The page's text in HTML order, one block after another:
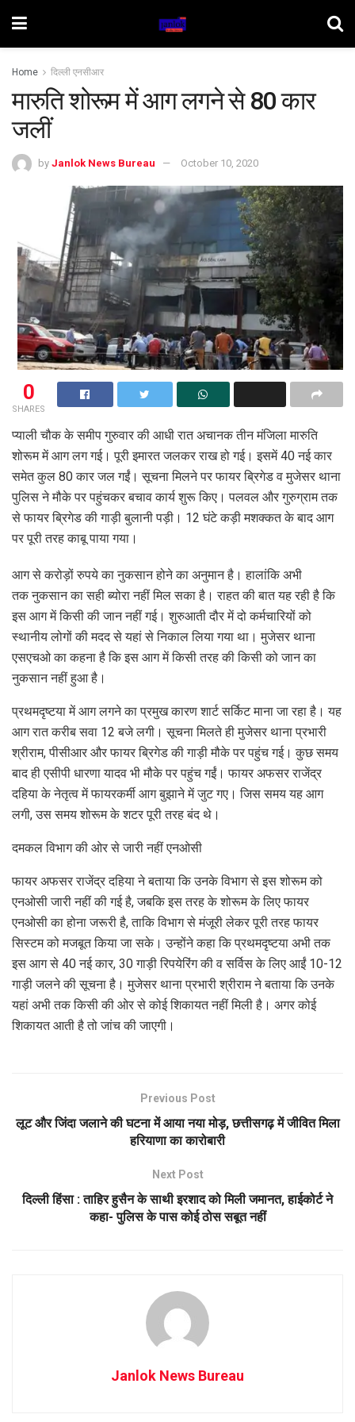
Home दिल्ली एनसीआर
मारुति शोरूम में आग लगने से 80 कार
जलीं
by Janlok News Bureau October 10, 2020
0
SHARES
प्याली चौक के समीप गुरुवार की आधी रात अचानक तीन मंजिला मारुति
शोरूम में आग लग गई। पूरी इमारत जलकर राख हो गई। इसमें 40 नई कार
समेत कुल 80 कार जल गईं। सूचना मिलने पर फायर ब्रिगेड व मुजेसर थाना
पुलिस ने मौके पर पहुंचकर बचाव कार्य शुरू किए। पलवल और गुरुग्राम तक
से फायर ब्रिगेड की गाड़ी बुलानी पड़ी। 12 घंटे कड़ी मशक्कत के बाद आग
पर पूरी तरह काबू पाया गया।
आग से करोड़ों रुपये का नुकसान होने का अनुमान है। हालांकि अभी
तक नुकसान का सही ब्योरा नहीं मिल सका है। राहत की बात यह रही है कि
इस आग में किसी की जान नहीं गई। शुरुआती दौर में दो कर्मचारियों को
स्थानीय लोगों की मदद से यहां से निकाल लिया गया था। मुजेसर थाना
एसएचओ का कहना है कि इस आग में किसी तरह की किसी को जान का
नुकसान नहीं हुआ है।
प्रथमदृष्टया में आग लगने का प्रमुख कारण शार्ट सर्किट माना जा रहा है। यह
आग रात करीब सवा 12 बजे लगी। सूचना मिलते ही मुजेसर थाना प्रभारी
श्रीराम, पीसीआर और फायर ब्रिगेड की गाड़ी मौके पर पहुंच गई। कुछ समय
बाद ही एसीपी धारणा यादव भी मौके पर पहुंच गईं। फायर अफसर राजेंद्र
दहिया के नेतृत्व में फायरकर्मी आग बुझाने में जुट गए। जिस समय यह आग
लगी, उस समय शोरूम के शटर पूरी तरह बंद थे।
दमकल विभाग की ओर से जारी नहीं एनओसी
फायर अफसर राजेंद्र दहिया ने बताया कि उनके विभाग से इस शोरूम को
एनओसी जारी नहीं की गई है, जबकि इस तरह के शोरूम के लिए फायर
एनओसी का होना जरूरी है, ताकि विभाग से मंजूरी लेकर पूरी तरह फायर
सिस्टम को मजबूत किया जा सके। उन्होंने कहा कि प्रथमदृष्टया अभी तक
इस आग से 40 नई कार, 30 गाड़ी रिपयेरिंग की व सर्विस के लिए आईं 10-12
गाड़ी जलने की सूचना है। मुजेसर थाना प्रभारी श्रीराम ने बताया कि उनके
यहां अभी तक किसी की ओर से कोई शिकायत नहीं मिली है। अगर कोई
शिकायत आती है तो जांच की जाएगी।
Previous Post
लूट और जिंदा जलाने की घटना में आया नया मोड़, छत्तीसगढ़ में जीवित मिला
हरियाणा का कारोबारी
Next Post
दिल्ली हिंसा : ताहिर हुसैन के साथी इरशाद को मिली जमानत, हाईकोर्ट ने
कहा- पुलिस के पास कोई ठोस सबूत नहीं
Janlok News Bureau